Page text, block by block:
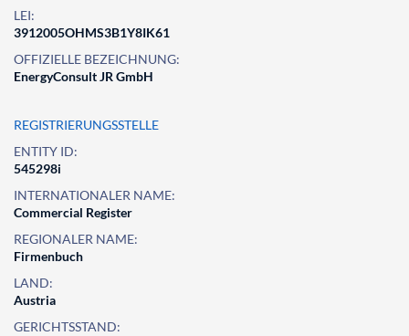
LEI:
3912005OHMS3B1Y8IK61
OFFIZIELLE BEZEICHNUNG:
EnergyConsult JR GmbH
REGISTRIERUNGSSTELLE
ENTITY ID:
545298i
INTERNATIONALER NAME:
Commercial Register
REGIONALER NAME:
Firmenbuch
LAND:
Austria
GERICHTSSTAND: